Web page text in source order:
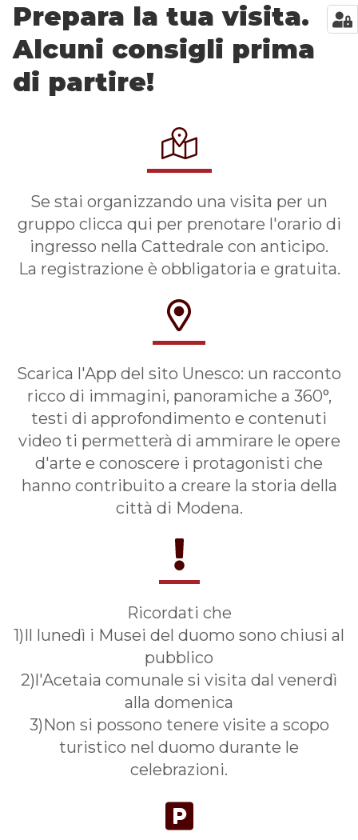
Prepara la tua visita.
Alcuni consigli prima
di partire!
Se stai organizzando una visita per un
gruppo clicca qui per prenotare l'orario di
ingresso nella Cattedrale con anticipo.
La registrazione è obbligatoria e gratuita.
Scarica l'App del sito Unesco: un racconto
ricco di immagini, panoramiche a 360°,
testi di approfondimento e contenuti
video ti permetterà di ammirare le opere
d'arte e conoscere i protagonisti che
hanno contribuito a creare la storia della
città di Modena.
Ricordati che
1)Il lunedì i Musei del duomo sono chiusi al
pubblico
2)l'Acetaia comunale si visita dal venerdì
alla domenica
3)Non si possono tenere visite a scopo
turistico nel duomo durante le
celebrazioni.